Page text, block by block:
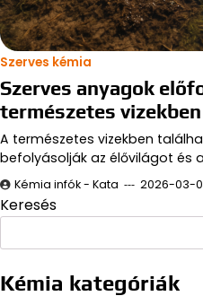
Szerves kémia
Szerves anyagok
természetes vizekben
A természetes vizekben
befolyásolják az élővilágot és
Kémia infók - Kata 2026-03-
Keresés
Kémia kategóriák